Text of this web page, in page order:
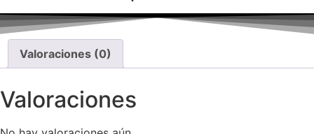
Valoraciones (0)
Valoraciones